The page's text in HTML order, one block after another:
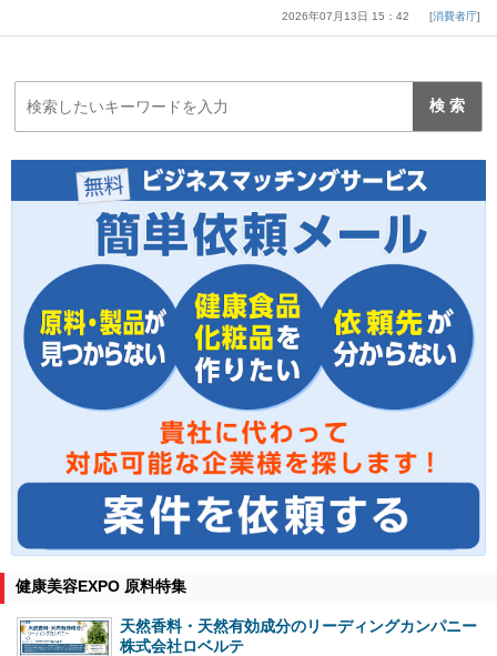
2026年07月13日 15：42 消費者庁
健康美容EXPO 原料特集
天然香料・天然有効成分のリーディングカンパニー
株式会社ロベルテ